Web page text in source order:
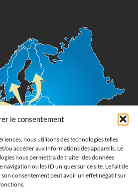
le consentement
nous utilisons des technologies telles
ou accéder aux informations des appareils. Le
nous permettra de traiter des données
ou les ID uniques sur ce site. Le fait de
consentement peut avoir un effet négatif sur